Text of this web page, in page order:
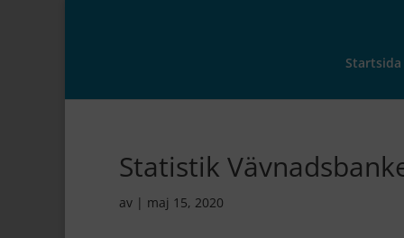
Startsida
Statistik
av | maj 15, 2020